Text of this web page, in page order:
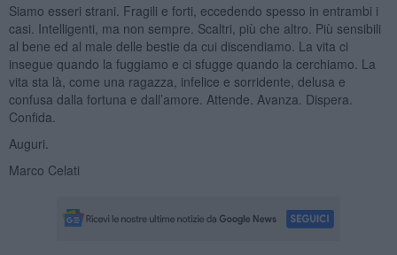
Siamo esseri strani. Fragili e forti, eccedendo spesso in entrambi i
casi. Intelligenti, ma non sempre. Scaltri, più che altro. Più sensibili
al bene ed al male delle bestie da cui discendiamo. La vita ci
insegue quando la fuggiamo e ci sfugge quando la cerchiamo. La
vita sta là, come una ragazza, infelice e sorridente, delusa e
confusa dalla fortuna e dall’amore. Attende. Avanza. Dispera.
Confida.
Auguri.
Marco Celati